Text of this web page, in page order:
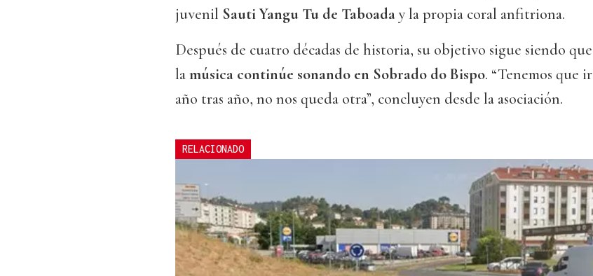
juvenil Sauti Yangu Tu de Taboaday la propia coral anfitriona.
Después de cuatro décadas de historia, su objetivo sigue siendo que
lamúsica continúe sonando en Sobrado do Bispo. “Tenemos que ir
año tras año, no nos queda otra”, concluyen desde la asociación.
RELACIONADO